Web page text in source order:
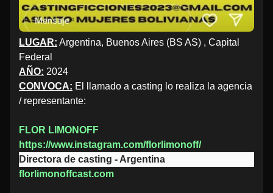
LUGAR: Argentina, Buenos Aires (BS AS) , Capital
Federal
AÑO: 2024
CONVOCA: El llamado a casting lo realiza la agencia
/ representante:
FLOR LIMONOFF
https://www.instagram.com/florlimonoff/
Directora de casting - Argentina
florlimonoffcast.com